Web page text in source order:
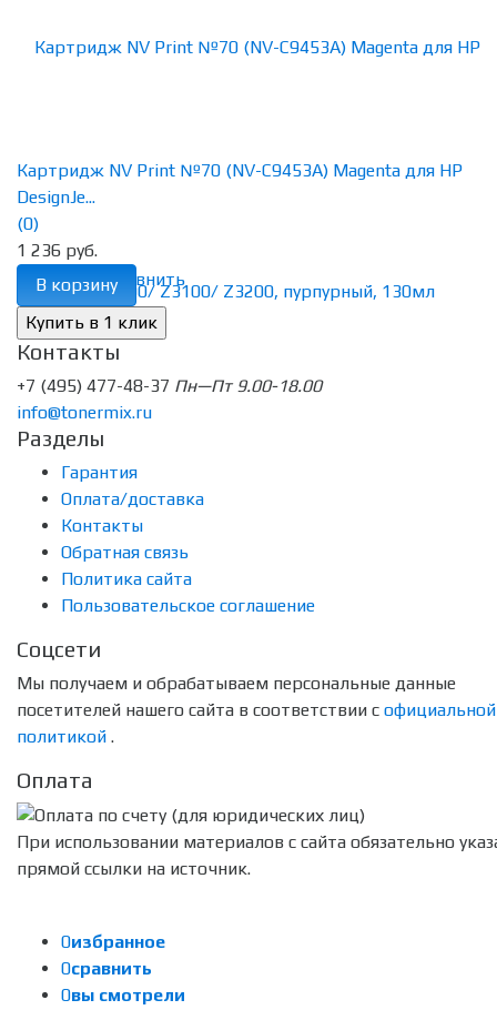
избранное сравнить
Картридж NV Print №70 (NV-C9453A) Magenta для HP
DesignJe...
(0)
1 236 руб.
В корзину
Контакты
+7 (495) 477-48-37 Пн—Пт 9.00-18.00
info@tonermix.ru
Разделы
Гарантия
Оплата/доставка
Контакты
Обратная связь
Политика сайта
Пользовательское соглашение
Соцсети
Мы получаем и обрабатываем персональные данные
посетителей нашего сайта в соответствии с официальной
политикой .
Оплата
При использовании материалов с сайта обязательно
прямой ссылки на источник.
0избранное
0сравнить
0вы смотрели